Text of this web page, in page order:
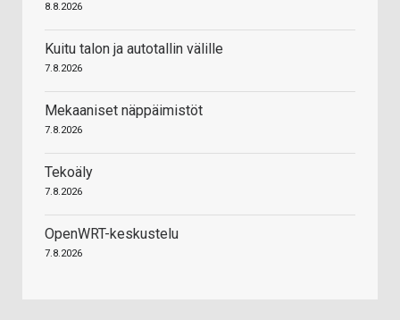
8.8.2026
Kuitu talon ja autotallin välille
7.8.2026
Mekaaniset näppäimistöt
7.8.2026
Tekoäly
7.8.2026
OpenWRT-keskustelu
7.8.2026